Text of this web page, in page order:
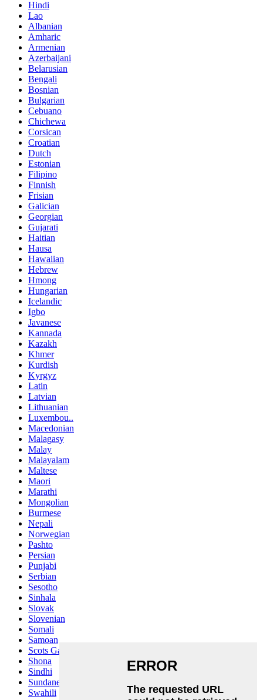
Hindi
Lao
Albanian
Amharic
Armenian
Azerbaijani
Belarusian
Bengali
Bosnian
Bulgarian
Cebuano
Chichewa
Corsican
Croatian
Dutch
Estonian
Filipino
Finnish
Frisian
Galician
Georgian
Gujarati
Haitian
Hausa
Hawaiian
Hebrew
Hmong
Hungarian
Icelandic
Igbo
Javanese
Kannada
Kazakh
Khmer
Kurdish
Kyrgyz
Latin
Latvian
Lithuanian
Luxembou..
Macedonian
Malagasy
Malay
Malayalam
Maltese
Maori
Marathi
Mongolian
Burmese
Nepali
Norwegian
Pashto
Persian
Punjabi
Serbian
Sesotho
Sinhala
Slovak
Slovenian
Somali
Samoan
Scots Gaelic
Shona
Sindhi
Sundanese
Swahili